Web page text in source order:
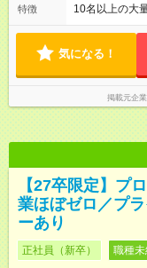
ので、 「今日
方を大切にし
特徴 10名以上の大
気になる！
掲載元企
【27卒限定】プ
業ほぼゼロ／プ
ーあり
正社員（新卒） 職種